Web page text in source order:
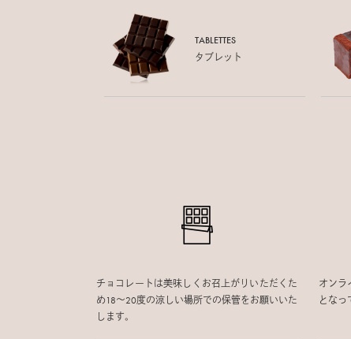
TABLETTES
タブレット
チョコレートは美味しくお召上がりいただくた
め18〜20度の涼しい場所での保管をお願いいた
します。
オンラ
となっ